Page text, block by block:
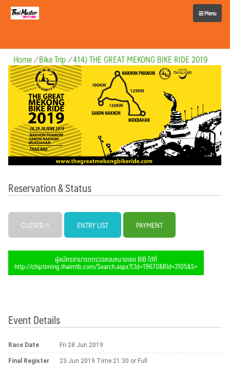
Menu
Home/Bike Trip/414) THE GREAT MEKONG BIKE RIDE 2019
Reservation & Status
CLOSED !! ENTRY LIST PAYMENT
ผู้สมัครสามารถตรวจสอบหมายเลข BIB ได้ที่
http://chiptiming.thaimtb.com/Search.aspx?CId=19670&RId=3105&S=
Event Details
Race Date Fri 28 Jun 2019
Final Register 23 Jun 2019 Time 21:30 or Full